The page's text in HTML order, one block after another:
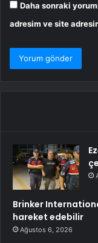
Daha sonraki
adresim ve site
Brinker
hareket edebilir
Ağustos 6, 2026